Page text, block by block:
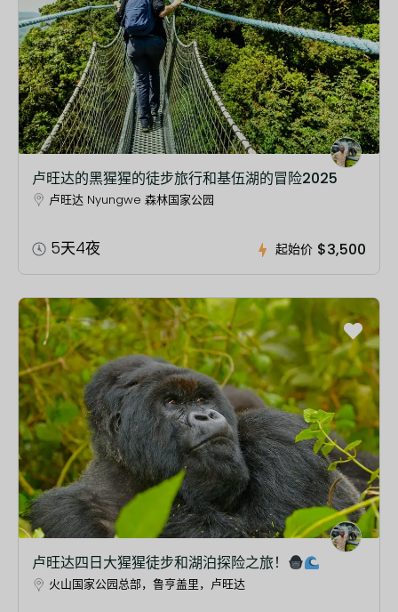
卢旺达的黑猩猩的徒步旅行和基伍湖的冒险2025
卢旺达 Nyungwe 森林国家公园
5天4夜 起始价 $3,500
卢旺达四日大猩猩徒步和湖泊探险之旅！
火山国家公园总部，鲁亨盖里，卢旺达